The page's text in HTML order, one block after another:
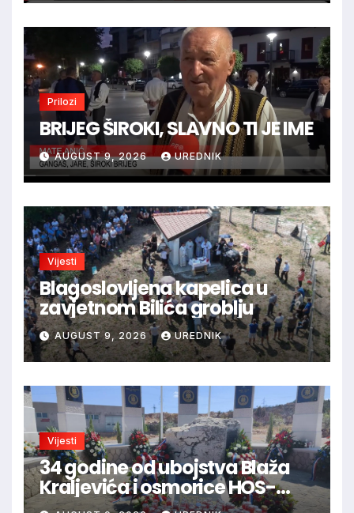
Prilozi
BRIJEG ŠIROKI, SLAVNO TI JE IME
AUGUST 9, 2026 UREDNIK
Vijesti
Blagoslovljena kapelica u
zavjetnom Bilića groblju
AUGUST 9, 2026 UREDNIK
Vijesti
34 godine od ubojstva Blaža
Kraljevića i osmorice HOS-
ovaca: Danas najavljen novi